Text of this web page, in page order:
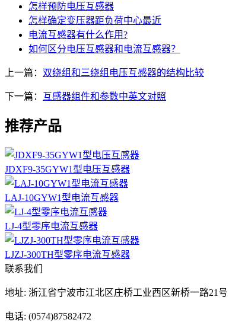
怎样预防电压互感器
怎样确定变压器距负荷中心最近
电流互感器有什么作用?
如何区分电压互感器和电流互感器？
上一篇： 双绕组和三绕组电压互感器的结构比较
下一篇： 互感器组件和参数中英文对照
推荐产品
JDXF9-35GYW1型电压互感器
LAJ-10GYW1型电流互感器
LJ-4型零序电流互感器
LJZJ-300TH型零序电流互感器
联系我们
地址: 浙江省宁波市江北区庄桥工业西区新桥一路21号
电话: (0574)87582472